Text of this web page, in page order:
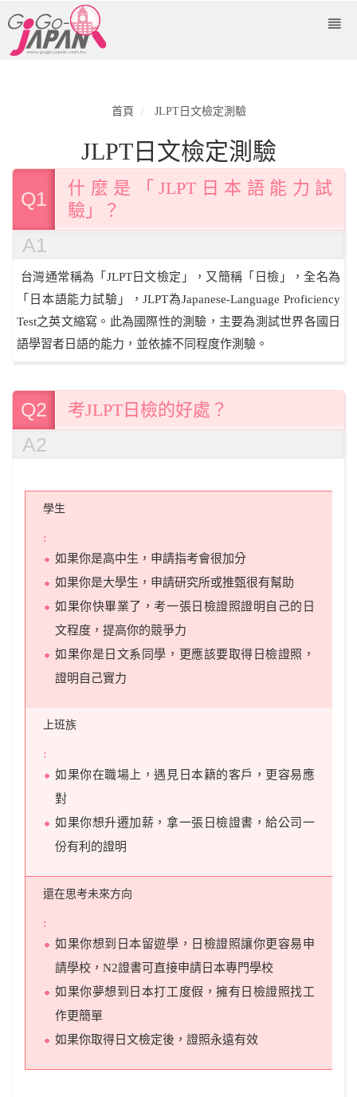
首頁 JLPT日文檢定測驗
JLPT日文檢定測驗
Q1
什麼是「JLPT日本語能力試
驗」？
A1
台灣通常稱為「JLPT日文檢定」，又簡稱「日檢」，全名為
「日本語能力試驗」，JLPT為Japanese-Language Proficiency
Test之英文縮寫。此為國際性的測驗，主要為測試世界各國日
語學習者日語的能力，並依據不同程度作測驗。
Q2 考JLPT日檢的好處？
A2
學生
如果你是高中生，申請指考會很加分
如果你是大學生，申請研究所或推甄很有幫助
如果你快畢業了，考一張日檢證照證明自己的日
文程度，提高你的競爭力
如果你是日文系同學，更應該要取得日檢證照，
證明自己實力
上班族
如果你在職場上，遇見日本籍的客戶，更容易應
對
如果你想升遷加薪，拿一張日檢證書，給公司一
份有利的證明
還在思考未來方向
如果你想到日本留遊學，日檢證照讓你更容易申
請學校，N2證書可直接申請日本專門學校
如果你夢想到日本打工度假，擁有日檢證照找工
作更簡單
如果你取得日文檢定後，證照永遠有效